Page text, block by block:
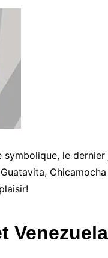
symbolique, le